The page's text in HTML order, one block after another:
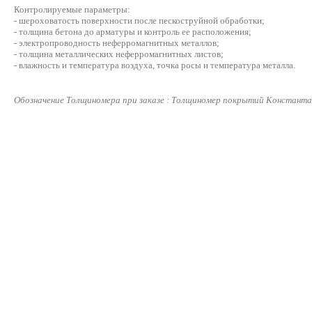
Контролируемые параметры:
- шероховатость поверхности после пескоструйной обработки;
- толщина бетона до арматуры и контроль ее расположения;
- электропроводность неферромагнитных металлов;
- толщина металлических неферромагнитных листов;
- влажность и температура воздуха, точка росы и температура металла.
Обозначение Толщиномера при заказе : Толщиномер покрытий